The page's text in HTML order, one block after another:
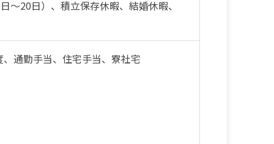
20日）、積立保存休暇、結婚休暇、
通勤手当、住宅手当、寮社宅